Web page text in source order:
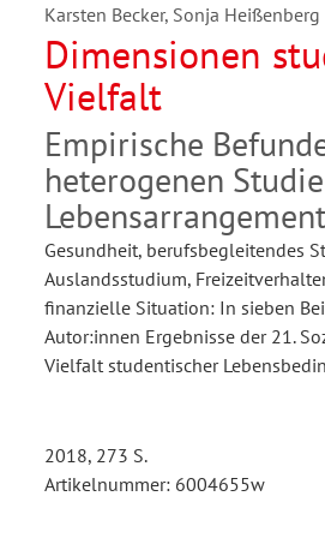
Karsten Becker, Sonja Heißenberg
Dimensionen
Vielfalt
Empirische
heterogenen
Gesundheit, berufsbegleitendes
Auslandsstudium,
finanzielle Situation: In sieben
Autor:innen Ergebnisse der 21.
Vielfalt studentischer
2018, 273 S.
Artikelnummer: 6004655w